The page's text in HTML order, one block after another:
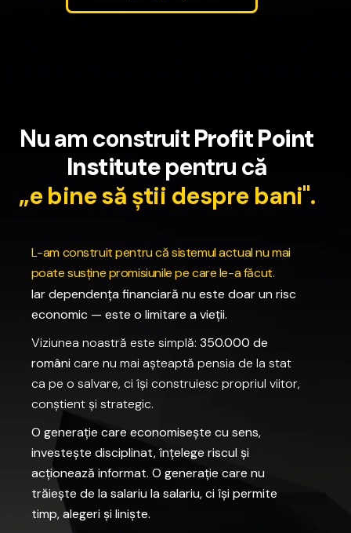
Nuam construitProfitPoint
Institutepentru că
„e binesă știi despre bani".
L-am construit pentrucăsistemul actual numai
poatesusținepromisiunile pecarele-afăcut.
Iar dependența financiară nu este doar un risc
economic — este o limitare a vieții.
Viziunea noastră este simplă: 350.000 de
români care nu mai așteaptă pensia de la stat
ca pe o salvare, ci își construiesc propriul viitor,
conștient și strategic.
O generație care economisește cu sens,
investește disciplinat, înțelege riscul și
acționează informat. O generație care nu
trăiește de la salariu la salariu, ci își permite
timp, alegeri și liniște.